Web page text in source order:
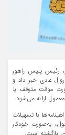
رئیس پلیس راهور
عادی خبر داد و
موقت متوقف یا
ارائه می‌شود.
با تسهیلات
به‌صورت خودکار